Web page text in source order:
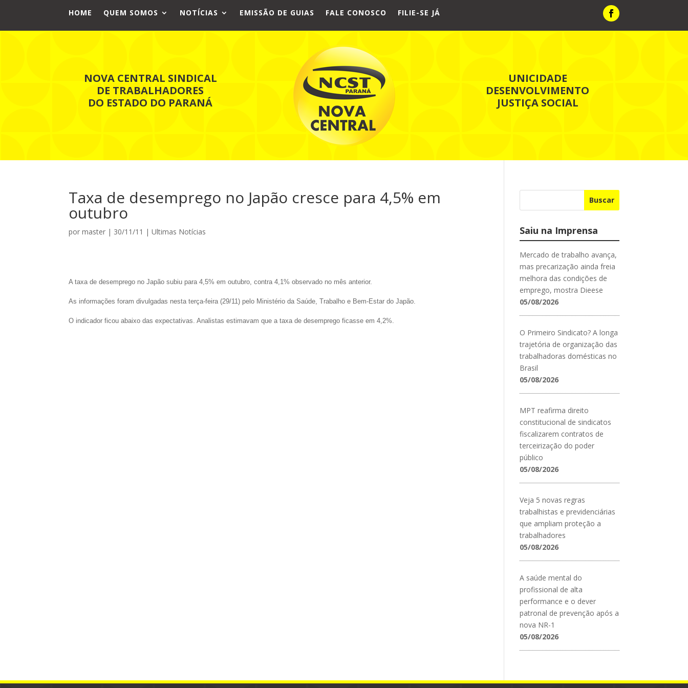
HOME QUEM SOMOS NOTÍCIAS EMISSÃO DE GUIAS FALE CONOSCO FILIE-SE JÁ
NOVA CENTRAL SINDICAL
DE TRABALHADORES
DO ESTADO DO PARANÁ
UNICIDADE
DESENVOLVIMENTO
JUSTIÇA SOCIAL
Taxa de desemprego no Japão cresce para 4,5% em
outubro
pormaster | 30/11/11 |Ultimas Notícias
A taxa de desemprego no Japão subiu para 4,5% em outubro, contra 4,1% observado no mês anterior.
As informações foram divulgadas nesta terça-feira (29/11) pelo Ministério da Saúde, Trabalho e Bem-Estar do Japão.
O indicador ficou abaixo das expectativas. Analistas estimavam que a taxa de desemprego ficasse em 4,2%.
Buscar
Saiu na Imprensa
Mercado de trabalho avança,
mas precarização ainda freia
melhora das condições de
emprego, mostra Dieese
05/08/2026
O Primeiro Sindicato? A longa
trajetória de organização das
trabalhadoras domésticas no
Brasil
05/08/2026
MPT reafirma direito
constitucional de sindicatos
fiscalizarem contratos de
terceirização do poder
público
05/08/2026
Veja 5 novas regras
trabalhistas e previdenciárias
que ampliam proteção a
trabalhadores
05/08/2026
A saúde mental do
profissional de alta
performance e o dever
patronal de prevenção após a
nova NR-1
05/08/2026